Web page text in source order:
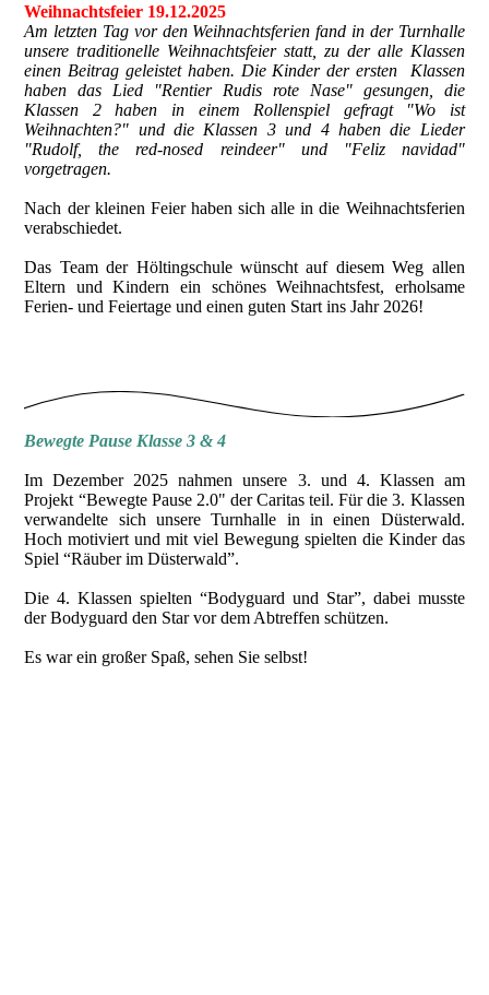
Weihnachtsfeier 19.12.2025
Am letzten Tag vor den Weihnachtsferien fand in der Turnhalle
unsere traditionelle Weihnachtsfeier statt, zu der alle Klassen
einen Beitrag geleistet haben. Die Kinder der ersten Klassen
haben das Lied "Rentier Rudis rote Nase" gesungen, die
Klassen 2 haben in einem Rollenspiel gefragt "Wo ist
Weihnachten?" und die Klassen 3 und 4 haben die Lieder
"Rudolf, the red-nosed reindeer" und "Feliz navidad"
vorgetragen.
Nach der kleinen Feier haben sich alle in die Weihnachtsferien
verabschiedet.
Das Team der Höltingschule wünscht auf diesem Weg allen
Eltern und Kindern ein schönes Weihnachtsfest, erholsame
Ferien- und Feiertage und einen guten Start ins Jahr 2026!
Bewegte Pause Klasse 3 & 4
Im Dezember 2025 nahmen unsere 3. und 4. Klassen am
Projekt “Bewegte Pause 2.0" der Caritas teil. Für die 3. Klassen
verwandelte sich unsere Turnhalle in in einen Düsterwald.
Hoch motiviert und mit viel Bewegung spielten die Kinder das
Spiel “Räuber im Düsterwald”.
Die 4. Klassen spielten “Bodyguard und Star”, dabei musste
der Bodyguard den Star vor dem Abtreffen schützen.
Es war ein großer Spaß, sehen Sie selbst!